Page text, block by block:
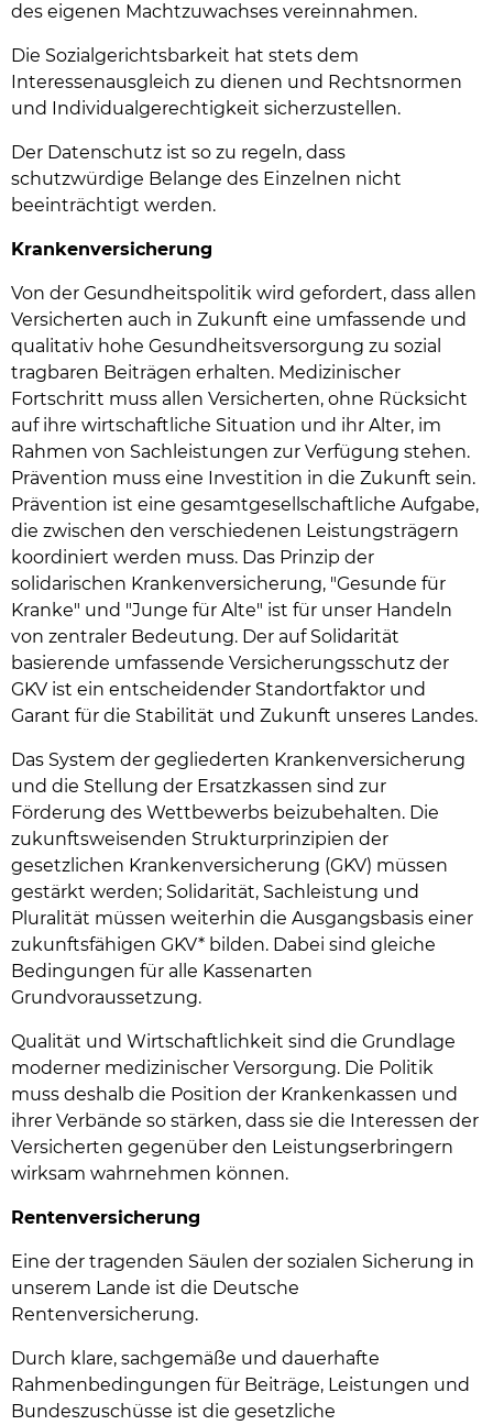
des eigenen Machtzuwachses vereinnahmen.
Die Sozialgerichtsbarkeit hat stets dem
Interessenausgleich zu dienen und Rechtsnormen
und Individualgerechtigkeit sicherzustellen.
Der Datenschutz ist so zu regeln, dass
schutzwürdige Belange des Einzelnen nicht
beeinträchtigt werden.
Krankenversicherung
Von der Gesundheitspolitik wird gefordert, dass allen
Versicherten auch in Zukunft eine umfassende und
qualitativ hohe Gesundheitsversorgung zu sozial
tragbaren Beiträgen erhalten. Medizinischer
Fortschritt muss allen Versicherten, ohne Rücksicht
auf ihre wirtschaftliche Situation und ihr Alter, im
Rahmen von Sachleistungen zur Verfügung stehen.
Prävention muss eine Investition in die Zukunft sein.
Prävention ist eine gesamtgesellschaftliche Aufgabe,
die zwischen den verschiedenen Leistungsträgern
koordiniert werden muss. Das Prinzip der
solidarischen Krankenversicherung, "Gesunde für
Kranke" und "Junge für Alte" ist für unser Handeln
von zentraler Bedeutung. Der auf Solidarität
basierende umfassende Versicherungsschutz der
GKV ist ein entscheidender Standortfaktor und
Garant für die Stabilität und Zukunft unseres Landes.
Das System der gegliederten Krankenversicherung
und die Stellung der Ersatzkassen sind zur
Förderung des Wettbewerbs beizubehalten. Die
zukunftsweisenden Strukturprinzipien der
gesetzlichen Krankenversicherung (GKV) müssen
gestärkt werden; Solidarität, Sachleistung und
Pluralität müssen weiterhin die Ausgangsbasis einer
zukunftsfähigen GKV* bilden. Dabei sind gleiche
Bedingungen für alle Kassenarten
Grundvoraussetzung.
Qualität und Wirtschaftlichkeit sind die Grundlage
moderner medizinischer Versorgung. Die Politik
muss deshalb die Position der Krankenkassen und
ihrer Verbände so stärken, dass sie die Interessen der
Versicherten gegenüber den Leistungserbringern
wirksam wahrnehmen können.
Rentenversicherung
Eine der tragenden Säulen der sozialen Sicherung in
unserem Lande ist die Deutsche
Rentenversicherung.
Durch klare, sachgemäße und dauerhafte
Rahmenbedingungen für Beiträge, Leistungen und
Bundeszuschüsse ist die gesetzliche